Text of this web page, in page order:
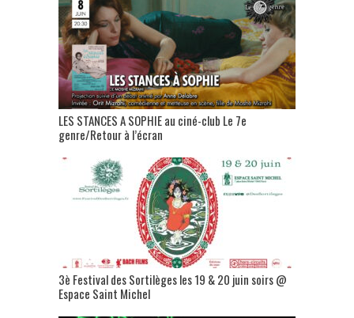
LES STANCES A SOPHIE au ciné-club Le 7e
genre/Retour à l’écran
3è Festival des Sortilèges les 19 & 20 juin soirs @
Espace Saint Michel